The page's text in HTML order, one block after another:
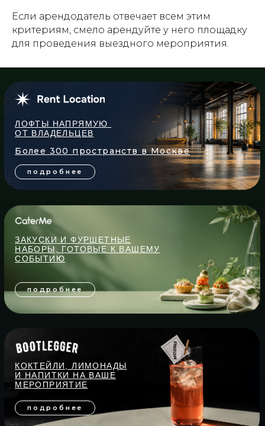
Если арендодатель отвечает всем этим
критериям, смело арендуйте у него площадку
для проведения выездного мероприятия.